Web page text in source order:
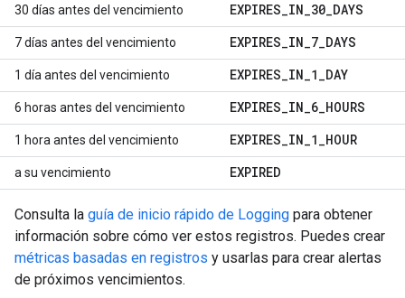
30 días antes del vencimiento EXPIRES_IN_30_DAYS
7 días antes del vencimiento EXPIRES_IN_7_DAYS
1 día antes del vencimiento EXPIRES_IN_1_DAY
6 horas antes del vencimiento EXPIRES_IN_6_HOURS
1 hora antes del vencimiento EXPIRES_IN_1_HOUR
a su vencimiento EXPIRED
Consulta la guía de inicio rápido de Logging para obtener
información sobre cómo ver estos registros. Puedes crear
métricas basadas en registros y usarlas para crear alertas
de próximos vencimientos.